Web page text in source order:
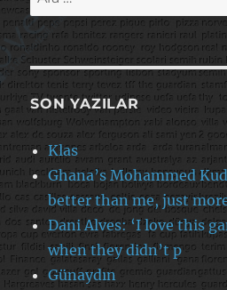
SON YAZILAR
Klas
Ghana’s Mohammed
better than me, just
Dani Alves: ‘I love this
when they didn’t p
Günaydın